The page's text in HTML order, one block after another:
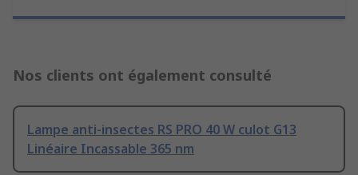
Nos clients ont également consulté
Lampe anti-insectes RS PRO 40 W culot G13
Linéaire Incassable 365 nm